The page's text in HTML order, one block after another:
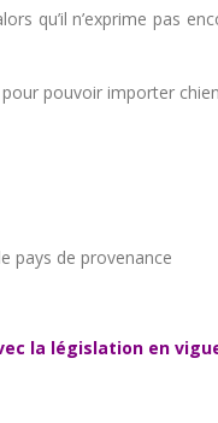
qu’il n’exprime pas
pouvoir importer
pays de provenance
la législation en